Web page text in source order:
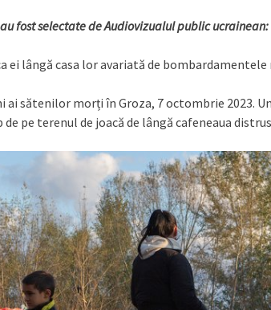
fost selectate de Audiovizualul public ucrainean:
ei lângă casa lor avariată de
ai sătenilor morți în Groza, 7 octombrie 2023.
de pe terenul de joacă de lângă cafeneaua